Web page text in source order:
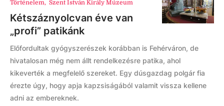
Történelem, Szent István Király Múzeum
Kétszáznyolcvan éve van
„profi” patikánk
Előfordultak gyógyszerészek korábban is Fehérváron, de
hivatalosan még nem állt rendelkezésre patika, ahol
kikeverték a megfelelő szereket. Egy dúsgazdag polgár fia
érezte úgy, hogy apja kapzsiságából valamit vissza kellene
adni az embereknek.